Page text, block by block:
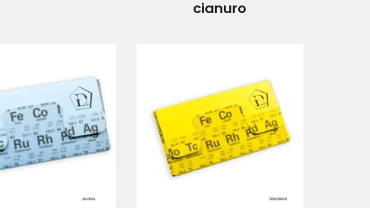
cianuro